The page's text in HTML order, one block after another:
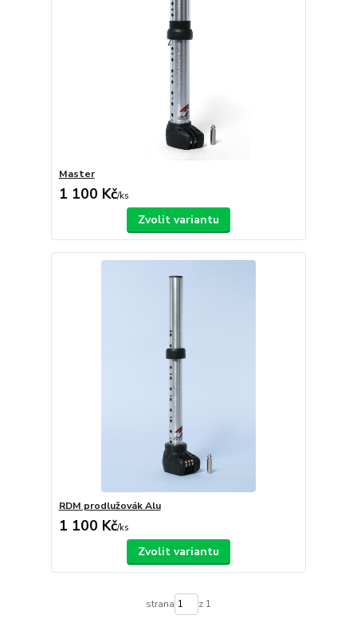
Master
1 100 Kč/ks
Zvolit variantu
RDM prodlužovák Alu
1 100 Kč/ks
Zvolit variantu
strana z 1